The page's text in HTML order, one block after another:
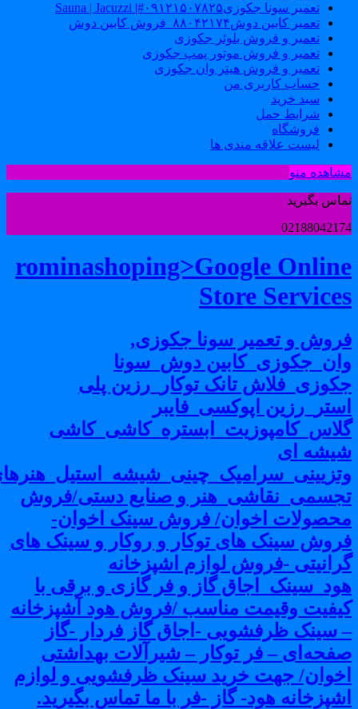
تعمیر سونا جکوزی۰۹۱۲۱۵۰۷۸۲۵#| Sauna | Jacuzzi
تعمیر کابین دوش۸۸۰۴۲۱۷۴_فروش کابین دوش
تعمیر و فروش بلوئر جکوزی
تعمیر و فروش موتور پمپ جکوزی
تعمیر و فروش هیتر وان جکوزی
حساب کاربری من
سبد خرید
شرایط حمل
فروشگاه
لیست علاقه مندی ها
منو
بگیرید
rominashoping>Google
Store
و تعمیر سونا جکوزی,
دوش_سونا
تانک توکار_رزین پلی
اپوکسی_فایبر
ای
و صنایع دستی/فروش
اخوان/ فروش سینک اخوان-
سینک های توکار و روکار و سینک های
-فروش لوازم اشپزخانه
گاز و فر گازی و برقی با
وقیمت مناسب /فروش هود آشپزخانه
سینک ظرفشویی -اجاق گاز فردار -گاز
– فر توکار – شیرآلات بهداشتی
جهت خرید سینک ظرفشویی و لوازم
هود- گاز -فر با ما تماس بگیرید.